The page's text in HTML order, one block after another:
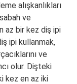
alışkanlıkları
ve
az bir kez diş ipi
ipi kullanmak,
ve
olur. Dişteki
kez en az iki